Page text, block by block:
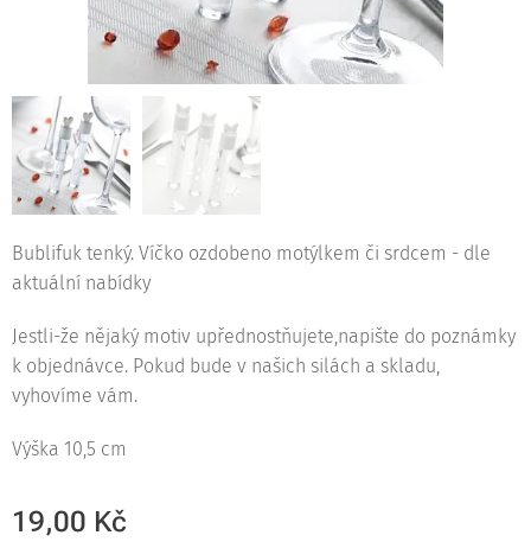
Bublifuk tenký. Víčko ozdobeno motýlkem či srdcem - dle
aktuální nabídky
Jestli-že nějaký motiv upřednostňujete,napište do poznámky
k objednávce. Pokud bude v našich silách a skladu,
vyhovíme vám.
Výška 10,5 cm
19,00 Kč